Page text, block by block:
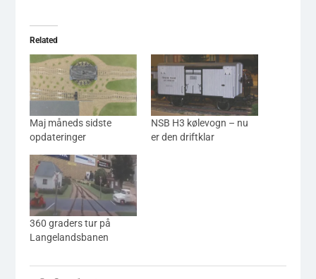
Related
Maj måneds sidste
opdateringer
NSB H3 kølevogn – nu
er den driftklar
360 graders tur på
Langelandsbanen